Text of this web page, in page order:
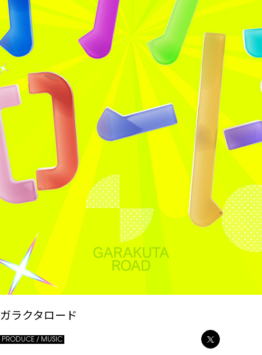
ガラクタロード
PRODUCE / MUSIC